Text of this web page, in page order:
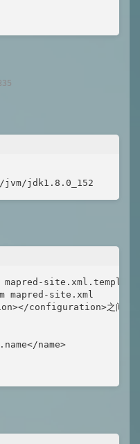
jvm/jdk1.8.0_152
mapred-
mapred-site.xml
configuration>之间
name>